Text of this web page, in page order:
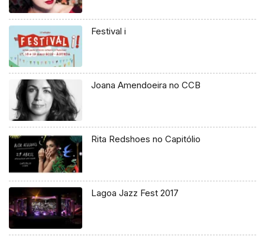
Festival i
Joana Amendoeira no CCB
Rita Redshoes no Capitólio
Lagoa Jazz Fest 2017